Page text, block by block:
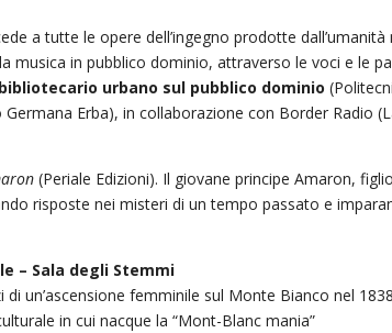
a tutte le opere dell’ingegno prodotte
musica in pubblico dominio, attraverso le voci e le
urbano sul pubblico dominio
Erba), in collaborazione con Border Radio
(Periale Edizioni). Il giovane principe Amaron,
risposte nei misteri di un tempo passato e
– Sala degli Stemmi
un’ascensione femminile sul Monte Bianco nel
in cui nacque la “Mont-Blanc mania”